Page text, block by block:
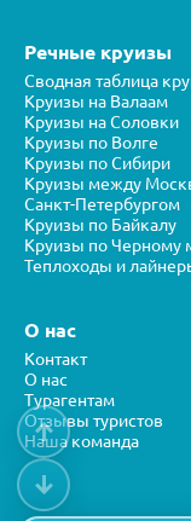
Речные круизы
Сводная таблица
Круизы на Валаам
Круизы на Соловки
Круизы по Волге
Круизы по Сибири
Круизы между
Санкт-Петербургом
Круизы по Байкалу
Круизы по Черному
Теплоходы и
О нас
Контакт
О нас
Турагентам
Отзывы туристов
Наша команда
↑
↓